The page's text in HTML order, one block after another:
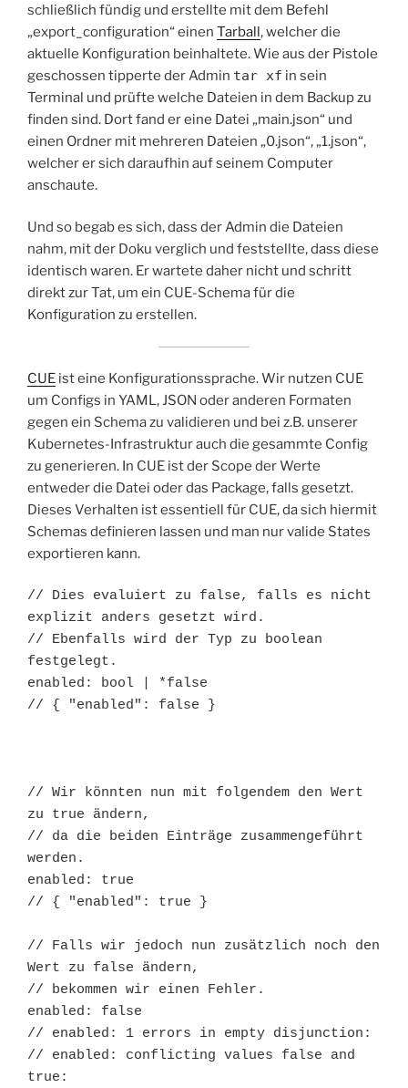
schließlich fündig und erstellte mit dem Befehl
„export_configuration“ einen Tarball, welcher die
aktuelle Konfiguration beinhaltete. Wie aus der Pistole
geschossen tipperte der Admin tar xf in sein
Terminal und prüfte welche Dateien in dem Backup zu
finden sind. Dort fand er eine Datei „main.json“ und
einen Ordner mit mehreren Dateien „0.json“, „1.json“,
welcher er sich daraufhin auf seinem Computer
anschaute.
Und so begab es sich, dass der Admin die Dateien
nahm, mit der Doku verglich und feststellte, dass diese
identisch waren. Er wartete daher nicht und schritt
direkt zur Tat, um ein CUE-Schema für die
Konfiguration zu erstellen.
CUE ist eine Konfigurationssprache. Wir nutzen CUE
um Configs in YAML, JSON oder anderen Formaten
gegen ein Schema zu validieren und bei z.B. unserer
Kubernetes-Infrastruktur auch die gesammte Config
zu generieren. In CUE ist der Scope der Werte
entweder die Datei oder das Package, falls gesetzt.
Dieses Verhalten ist essentiell für CUE, da sich hiermit
Schemas definieren lassen und man nur valide States
exportieren kann.
// Dies evaluiert zu false, falls es nicht
explizit anders gesetzt wird.
// Ebenfalls wird der Typ zu boolean
festgelegt.
enabled: bool | *false
// { "enabled": false }
// Wir könnten nun mit folgendem den Wert
zu true ändern,
// da die beiden Einträge zusammengeführt
werden.
enabled: true
// { "enabled": true }
// Falls wir jedoch nun zusätzlich noch den
Wert zu false ändern,
// bekommen wir einen Fehler.
enabled: false
// enabled: 1 errors in empty disjunction:
// enabled: conflicting values false and
true: